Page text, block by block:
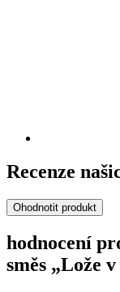
Recenze
Ohodnotit produkt
hodnocení
směs „Lože